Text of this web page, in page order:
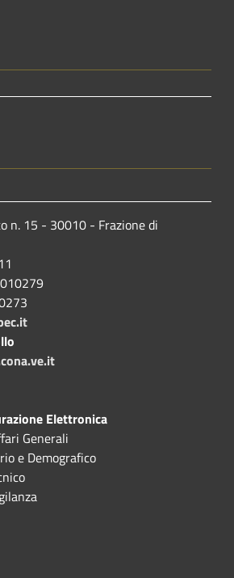
n. 15 - 30010 - Frazione di
Elettronica
Generali
e Demografico